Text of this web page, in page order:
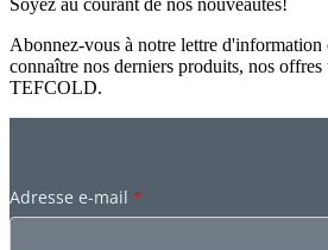
Abonnez-vous à notre lettre d'information
connaître nos derniers produits, nos offres
TEFCOLD.
Adresse e-mail *